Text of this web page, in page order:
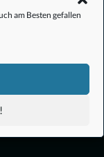
am Besten gefallen